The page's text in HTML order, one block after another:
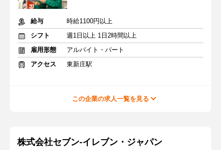
給与
時給1100円以上
シフト
週1日以上 1日2時間以上
雇用形態
アルバイト・パート
アクセス
東新庄駅
この企業の求人一覧を見る
株式会社セブン-イレブン・ジャパン